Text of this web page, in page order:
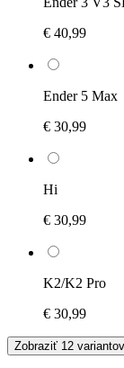
€ 40,99
Ender 5 Max
€ 30,99
Hi
€ 30,99
K2/K2 Pro
€ 30,99
Zobraziť 12 variantov